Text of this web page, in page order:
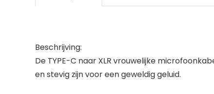
Beschrijving:
De TYPE-C naar XLR vrouwelijke
en stevig zijn voor een geweldig geluid.